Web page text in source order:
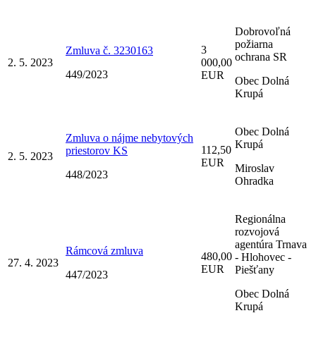
2. 5. 2023
Zmluva č. 3230163
449/2023
3
000,00
EUR
Dobrovoľná
požiarna
ochrana SR
Obec Dolná
Krupá
2. 5. 2023
Zmluva o nájme nebytových
priestorov KS
448/2023
112,50
EUR
Obec Dolná
Krupá
Miroslav
Ohradka
27. 4. 2023
Rámcová zmluva
447/2023
480,00
EUR
Regionálna
rozvojová
agentúra Trnava
- Hlohovec -
Piešťany
Obec Dolná
Krupá